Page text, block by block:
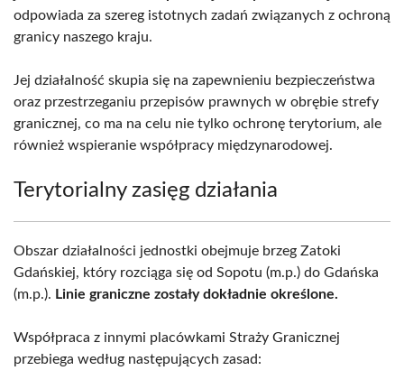
odpowiada za szereg istotnych zadań związanych z ochroną
granicy naszego kraju.
Jej działalność skupia się na zapewnieniu bezpieczeństwa
oraz przestrzeganiu przepisów prawnych w obrębie strefy
granicznej, co ma na celu nie tylko ochronę terytorium, ale
również wspieranie współpracy międzynarodowej.
Terytorialny zasięg działania
Obszar działalności jednostki obejmuje brzeg Zatoki
Gdańskiej, który rozciąga się od Sopotu (m.p.) do Gdańska
(m.p.). Linie graniczne zostały dokładnie określone.
Współpraca z innymi placówkami Straży Granicznej
przebiega według następujących zasad: